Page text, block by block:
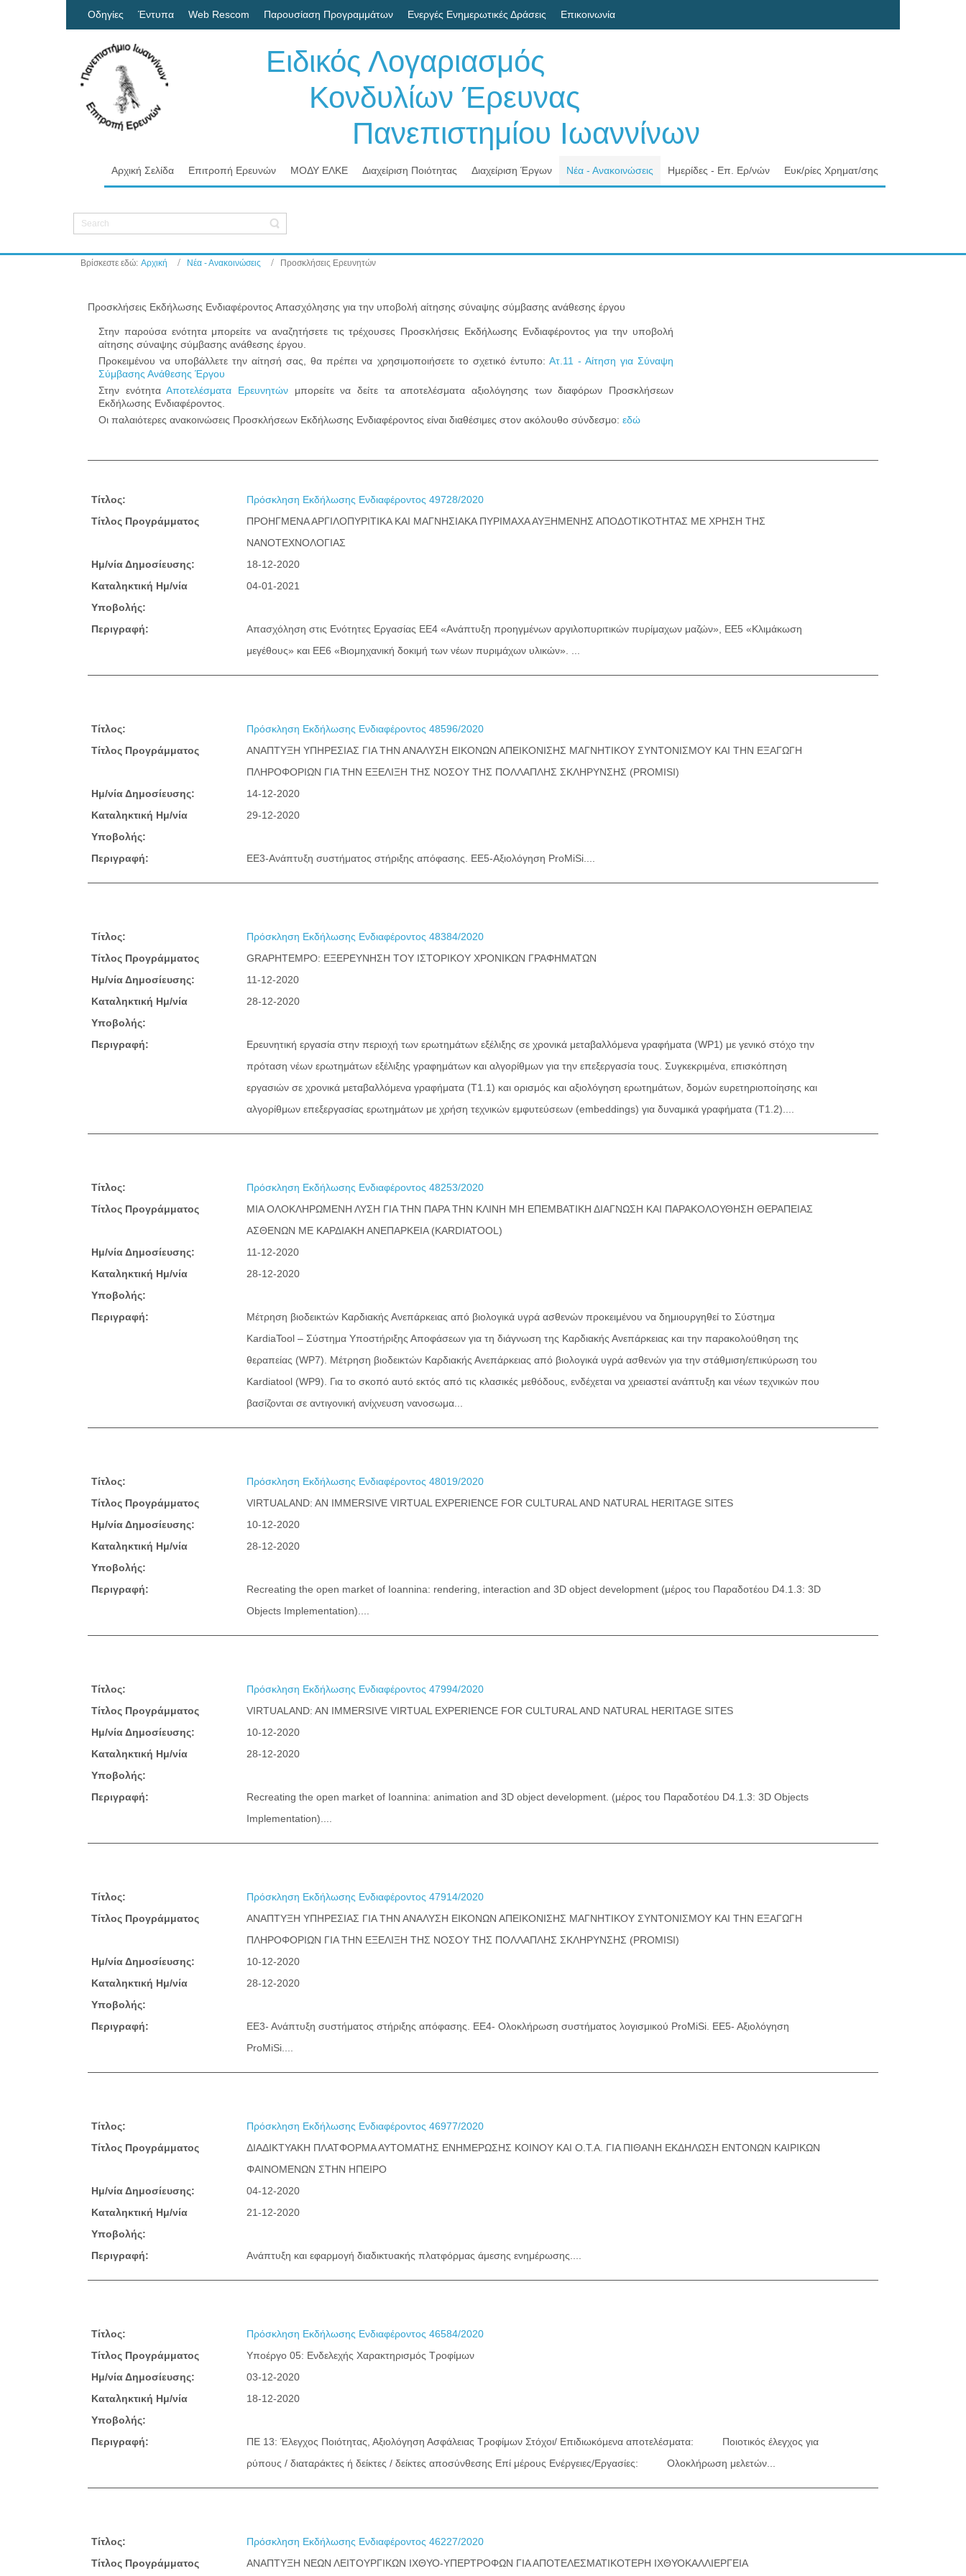
Οδηγίες Έντυπα Web Rescom Παρουσίαση Προγραμμάτων Ενεργές Ενημερωτικές Δράσεις Επικοινωνία
Ειδικός Λογαριασμός
Κονδυλίων Έρευνας
Πανεπιστημίου Ιωαννίνων
Αρχική Σελίδα Επιτροπή Ερευνών ΜΟΔΥ ΕΛΚΕ Διαχείριση Ποιότητας Διαχείριση Έργων Νέα - Ανακοινώσεις Ημερίδες - Επ. Ερ/νών Ευκ/ρίες Χρηματ/σης
Βρίσκεστε εδώ: Αρχική Νέα - Ανακοινώσεις Προσκλήσεις Ερευνητών
Προσκλήσεις Εκδήλωσης Ενδιαφέροντος Απασχόλησης για την υποβολή αίτησης σύναψης σύμβασης ανάθεσης έργου
Στην παρούσα ενότητα μπορείτε να αναζητήσετε τις τρέχουσες Προσκλήσεις Εκδήλωσης Ενδιαφέροντος για την υποβολή
αίτησης σύναψης σύμβασης ανάθεσης έργου.
Προκειμένου να υποβάλλετε την αίτησή σας, θα πρέπει να χρησιμοποιήσετε το σχετικό έντυπο: Ατ.11 - Αίτηση για Σύναψη
Σύμβασης Ανάθεσης Έργου
Στην ενότηταΑποτελέσματα Ερευνητών μπορείτε να δείτε τα αποτελέσματα αξιολόγησης των διαφόρων Προσκλήσεων
Εκδήλωσης Ενδιαφέροντος.
Οι παλαιότερες ανακοινώσεις Προσκλήσεων Εκδήλωσης Ενδιαφέροντος είναι διαθέσιμες στον ακόλουθο σύνδεσμο: εδώ
Τίτλος:
Πρόσκληση Εκδήλωσης Ενδιαφέροντος 49728/2020
Τίτλος Προγράμματος
ΠΡΟΗΓΜΕΝΑ ΑΡΓΙΛΟΠΥΡΙΤΙΚΑ ΚΑΙ ΜΑΓΝΗΣΙΑΚΑ ΠΥΡΙΜΑΧΑ ΑΥΞΗΜΕΝΗΣ ΑΠΟΔΟΤΙΚΟΤΗΤΑΣ ΜΕ ΧΡΗΣΗ ΤΗΣ
ΝΑΝΟΤΕΧΝΟΛΟΓΙΑΣ
Ημ/νία Δημοσίευσης:
18-12-2020
Καταληκτική Ημ/νία
Υποβολής:
04-01-2021
Περιγραφή:
Απασχόληση στις Ενότητες Εργασίας ΕΕ4 «Ανάπτυξη προηγμένων αργιλοπυριτικών πυρίμαχων μαζών», ΕΕ5 «Κλιμάκωση
μεγέθους» και ΕΕ6 «Βιομηχανική δοκιμή των νέων πυριμάχων υλικών». ...
Τίτλος:
Πρόσκληση Εκδήλωσης Ενδιαφέροντος 48596/2020
Τίτλος Προγράμματος
ΑΝΑΠΤΥΞΗ ΥΠΗΡΕΣΙΑΣ ΓΙΑ ΤΗΝ ΑΝΑΛΥΣΗ ΕΙΚΟΝΩΝ ΑΠΕΙΚΟΝΙΣΗΣ ΜΑΓΝΗΤΙΚΟΥ ΣΥΝΤΟΝΙΣΜΟΥ ΚΑΙ ΤΗΝ ΕΞΑΓΩΓΗ
ΠΛΗΡΟΦΟΡΙΩΝ ΓΙΑ ΤΗΝ ΕΞΕΛΙΞΗ ΤΗΣ ΝΟΣΟΥ ΤΗΣ ΠΟΛΛΑΠΛΗΣ ΣΚΛΗΡΥΝΣΗΣ (PROMISI)
Ημ/νία Δημοσίευσης:
14-12-2020
Καταληκτική Ημ/νία
Υποβολής:
29-12-2020
Περιγραφή: EE3-Ανάπτυξη συστήματος στήριξης απόφασης. EE5-Αξιολόγηση ProMiSi....
Τίτλος:
Πρόσκληση Εκδήλωσης Ενδιαφέροντος 48384/2020
Τίτλος Προγράμματος
GRAPHTEMPO: ΕΞΕΡΕΥΝΗΣΗ ΤΟΥ ΙΣΤΟΡΙΚΟΥ ΧΡΟΝΙΚΩΝ ΓΡΑΦΗΜΑΤΩΝ
Ημ/νία Δημοσίευσης:
11-12-2020
Καταληκτική Ημ/νία
Υποβολής:
28-12-2020
Περιγραφή:
Ερευνητική εργασία στην περιοχή των ερωτημάτων εξέλιξης σε χρονικά μεταβαλλόμενα γραφήματα (WP1) με γενικό στόχο την
πρόταση νέων ερωτημάτων εξέλιξης γραφημάτων και αλγορίθμων για την επεξεργασία τους. Συγκεκριμένα, επισκόπηση
εργασιών σε χρονικά μεταβαλλόμενα γραφήματα (Τ1.1) και ορισμός και αξιολόγηση ερωτημάτων, δομών ευρετηριοποίησης και
αλγορίθμων επεξεργασίας ερωτημάτων με χρήση τεχνικών εμφυτεύσεων (embeddings) για δυναμικά γραφήματα (Τ1.2)....
Τίτλος:
Πρόσκληση Εκδήλωσης Ενδιαφέροντος 48253/2020
Τίτλος Προγράμματος
ΜΙΑ ΟΛΟΚΛΗΡΩΜΕΝΗ ΛΥΣΗ ΓΙΑ ΤΗΝ ΠΑΡΑ ΤΗΝ ΚΛΙΝΗ ΜΗ ΕΠΕΜΒΑΤΙΚΗ ΔΙΑΓΝΩΣΗ ΚΑΙ ΠΑΡΑΚΟΛΟΥΘΗΣΗ ΘΕΡΑΠΕΙΑΣ
ΑΣΘΕΝΩΝ ΜΕ ΚΑΡΔΙΑΚΗ ΑΝΕΠΑΡΚΕΙΑ (KARDIATOOL)
Ημ/νία Δημοσίευσης:
11-12-2020
Καταληκτική Ημ/νία
Υποβολής:
28-12-2020
Περιγραφή:
Μέτρηση βιοδεικτών Καρδιακής Ανεπάρκειας από βιολογικά υγρά ασθενών προκειμένου να δημιουργηθεί το Σύστημα
KardiaTool – Σύστημα Υποστήριξης Αποφάσεων για τη διάγνωση της Καρδιακής Ανεπάρκειας και την παρακολούθηση της
θεραπείας (WP7). Μέτρηση βιοδεικτών Καρδιακής Ανεπάρκειας από βιολογικά υγρά ασθενών για την στάθμιση/επικύρωση του
Kardiatool (WP9). Για το σκοπό αυτό εκτός από τις κλασικές μεθόδους, ενδέχεται να χρειαστεί ανάπτυξη και νέων τεχνικών που
βασίζονται σε αντιγονική ανίχνευση νανοσωμα...
Τίτλος:
Πρόσκληση Εκδήλωσης Ενδιαφέροντος 48019/2020
Τίτλος Προγράμματος
VIRTUALAND: AN IMMERSIVE VIRTUAL EXPERIENCE FOR CULTURAL AND NATURAL HERITAGE SITES
Ημ/νία Δημοσίευσης:
10-12-2020
Καταληκτική Ημ/νία
Υποβολής:
28-12-2020
Περιγραφή:
Recreating the open market of Ioannina: rendering, interaction and 3D object development (μέρος του Παραδοτέου D4.1.3: 3D
Objects Implementation)....
Τίτλος:
Πρόσκληση Εκδήλωσης Ενδιαφέροντος 47994/2020
Τίτλος Προγράμματος
VIRTUALAND: AN IMMERSIVE VIRTUAL EXPERIENCE FOR CULTURAL AND NATURAL HERITAGE SITES
Ημ/νία Δημοσίευσης:
10-12-2020
Καταληκτική Ημ/νία
Υποβολής:
28-12-2020
Περιγραφή:
Recreating the open market of Ioannina: animation and 3D object development. (μέρος του Παραδοτέου D4.1.3: 3D Objects
Implementation)....
Τίτλος:
Πρόσκληση Εκδήλωσης Ενδιαφέροντος 47914/2020
Τίτλος Προγράμματος
ΑΝΑΠΤΥΞΗ ΥΠΗΡΕΣΙΑΣ ΓΙΑ ΤΗΝ ΑΝΑΛΥΣΗ ΕΙΚΟΝΩΝ ΑΠΕΙΚΟΝΙΣΗΣ ΜΑΓΝΗΤΙΚΟΥ ΣΥΝΤΟΝΙΣΜΟΥ ΚΑΙ ΤΗΝ ΕΞΑΓΩΓΗ
ΠΛΗΡΟΦΟΡΙΩΝ ΓΙΑ ΤΗΝ ΕΞΕΛΙΞΗ ΤΗΣ ΝΟΣΟΥ ΤΗΣ ΠΟΛΛΑΠΛΗΣ ΣΚΛΗΡΥΝΣΗΣ (PROMISI)
Ημ/νία Δημοσίευσης:
10-12-2020
Καταληκτική Ημ/νία
Υποβολής:
28-12-2020
Περιγραφή:
ΕΕ3- Ανάπτυξη συστήματος στήριξης απόφασης. ΕΕ4- Ολοκλήρωση συστήματος λογισμικού ProMiSi. ΕΕ5- Αξιολόγηση
ProMiSi....
Τίτλος:
Πρόσκληση Εκδήλωσης Ενδιαφέροντος 46977/2020
Τίτλος Προγράμματος
ΔΙΑΔΙΚΤΥΑΚΗ ΠΛΑΤΦΟΡΜΑ ΑΥΤΟΜΑΤΗΣ ΕΝΗΜΕΡΩΣΗΣ ΚΟΙΝΟΥ ΚΑΙ Ο.Τ.Α. ΓΙΑ ΠΙΘΑΝΗ ΕΚΔΗΛΩΣΗ ΕΝΤΟΝΩΝ ΚΑΙΡΙΚΩΝ
ΦΑΙΝΟΜΕΝΩΝ ΣΤΗΝ ΗΠΕΙΡΟ
Ημ/νία Δημοσίευσης:
04-12-2020
Καταληκτική Ημ/νία
Υποβολής:
21-12-2020
Περιγραφή: Ανάπτυξη και εφαρμογή διαδικτυακής πλατφόρμας άμεσης ενημέρωσης....
Τίτλος:
Πρόσκληση Εκδήλωσης Ενδιαφέροντος 46584/2020
Τίτλος Προγράμματος
Υποέργο 05: Ενδελεχής Χαρακτηρισμός Τροφίμων
Ημ/νία Δημοσίευσης:
03-12-2020
Καταληκτική Ημ/νία
Υποβολής:
18-12-2020
Περιγραφή:
ΠΕ 13: Έλεγχος Ποιότητας, Αξιολόγηση Ασφάλειας Τροφίμων Στόχοι/ Επιδιωκόμενα αποτελέσματα: Ποιοτικός έλεγχος για
ρύπους / διαταράκτες ή δείκτες / δείκτες αποσύνθεσης Επί μέρους Ενέργειες/Εργασίες: Ολοκλήρωση μελετών...
Τίτλος:
Πρόσκληση Εκδήλωσης Ενδιαφέροντος 46227/2020
Τίτλος Προγράμματος
ΑΝΑΠΤΥΞΗ ΝΕΩΝ ΛΕΙΤΟΥΡΓΙΚΩΝ ΙΧΘΥΟ-ΥΠΕΡΤΡΟΦΩΝ ΓΙΑ ΑΠΟΤΕΛΕΣΜΑΤΙΚΟΤΕΡΗ ΙΧΘΥΟΚΑΛΛΙΕΡΓΕΙΑ